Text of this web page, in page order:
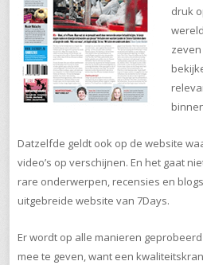
druk
Datzelfde geldt ook op de website
video’s op verschijnen. En het gaat
rare onderwerpen, recensies en
uitgebreide website van 7Days.
Er wordt op alle manieren
mee te geven, want een